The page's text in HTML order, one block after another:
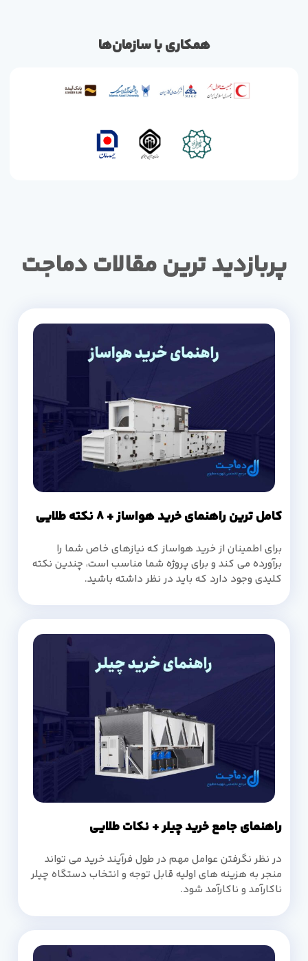
همکاری با سازمان‌ها
پربازدید ترین مقالات دماجت
کامل ترین راهنمای خرید هواساز + 8 نکته طلایی
برای اطمینان از خرید هواساز که نیازهای خاص شما را
برآورده می کند و برای پروژه شما مناسب است، چندین نکته
کلیدی وجود دارد که باید در نظر داشته باشید.
راهنمای جامع خرید چیلر + نکات طلایی
در نظر نگرفتن عوامل مهم در طول فرآیند خرید می تواند
منجر به هزینه های اولیه قابل توجه و انتخاب دستگاه چیلر
ناکارآمد و ناکارآمد شود.